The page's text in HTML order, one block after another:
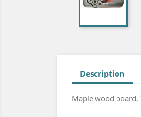
Description
Maple wood board,